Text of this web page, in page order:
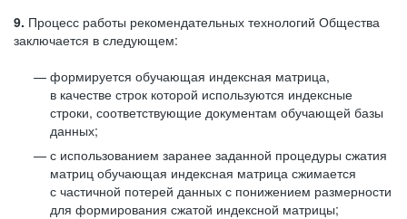
9. Процесс работы рекомендательных технологий Общества
заключается в следующем:
формируется обучающая индексная матрица,
в качестве строк которой используются индексные
строки, соответствующие документам обучающей базы
данных;
с использованием заранее заданной процедуры сжатия
матриц обучающая индексная матрица сжимается
с частичной потерей данных с понижением размерности
для формирования сжатой индексной матрицы;